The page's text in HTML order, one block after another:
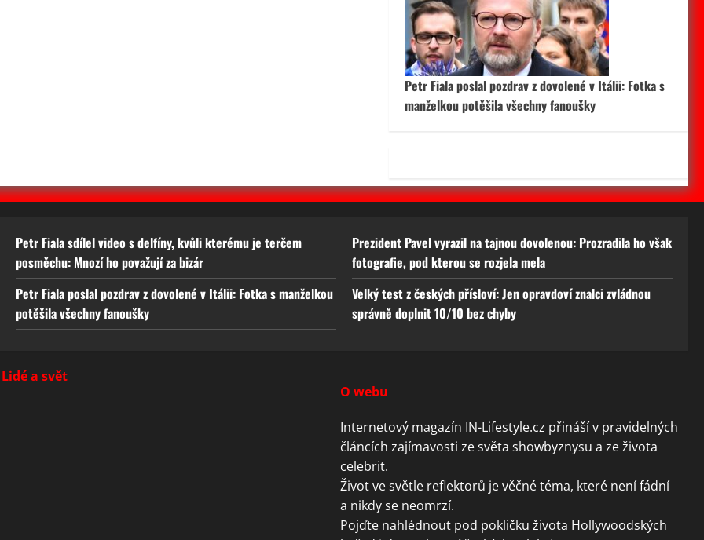
Petr Fiala poslal pozdrav z dovolené v Itálii: Fotka s
manželkou potěšila všechny fanoušky
Petr Fiala sdílel video s delfíny, kvůli kterému je terčem
posměchu: Mnozí ho považují za bizár
Prezident Pavel vyrazil na tajnou dovolenou: Prozradila ho však
fotografie, pod kterou se rozjela mela
Petr Fiala poslal pozdrav z dovolené v Itálii: Fotka s manželkou
potěšila všechny fanoušky
Velký test z českých přísloví: Jen opravdoví znalci zvládnou
správně doplnit 10/10 bez chyby
Lidé a svět
O webu
Internetový magazín IN-Lifestyle.cz přináší v pravidelných
článcích zajímavosti ze světa showbyznysu a ze života
celebrit.
Život ve světle reflektorů je věčné téma, které není fádní
a nikdy se neomrzí.
Pojďte nahlédnout pod pokličku života Hollywoodských